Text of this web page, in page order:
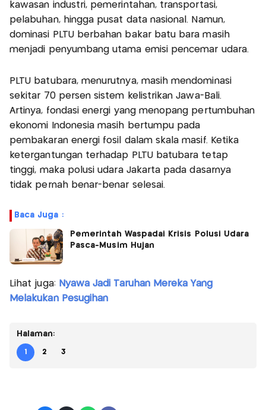
kawasan industri, pemerintahan, transportasi,
pelabuhan, hingga pusat data nasional. Namun,
dominasi PLTU berbahan bakar batu bara masih
menjadi penyumbang utama emisi pencemar udara.
PLTU batubara, menurutnya, masih mendominasi
sekitar 70 persen sistem kelistrikan Jawa-Bali.
Artinya, fondasi energi yang menopang pertumbuhan
ekonomi Indonesia masih bertumpu pada
pembakaran energi fosil dalam skala masif. Ketika
ketergantungan terhadap PLTU batubara tetap
tinggi, maka polusi udara Jakarta pada dasarnya
tidak pernah benar-benar selesai.
Baca Juga :
Pemerintah Waspadai Krisis Polusi Udara
Pasca-Musim Hujan
Lihat juga: Nyawa Jadi Taruhan Mereka Yang
Melakukan Pesugihan
Halaman:
1 2 3